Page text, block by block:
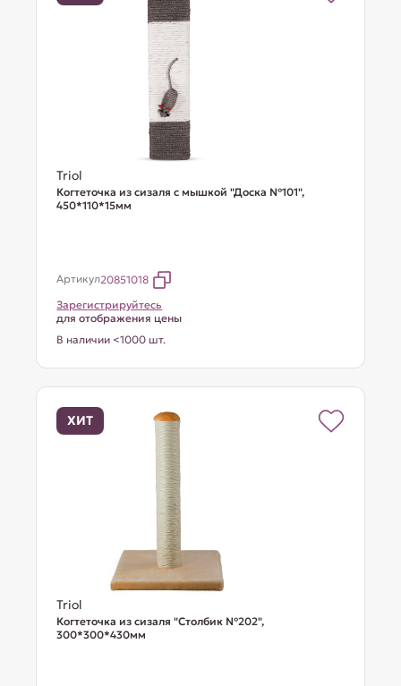
Triol
Когтеточка из сизаля с мышкой "Доска №101",
450*110*15мм
Артикул20851018
Зарегистрируйтесь
для отображения цены
В наличии <1000 шт.
ХИТ
Triol
Когтеточка из сизаля "Столбик №202",
300*300*430мм